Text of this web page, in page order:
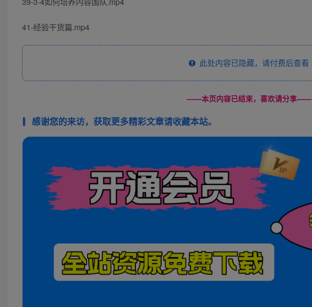
41-经验干货篇.mp4
此处内容已隐藏，请付费后查看
------本页内容已结束，喜欢请分享------
感谢您的来访，获取更多精彩文章请收藏本站。